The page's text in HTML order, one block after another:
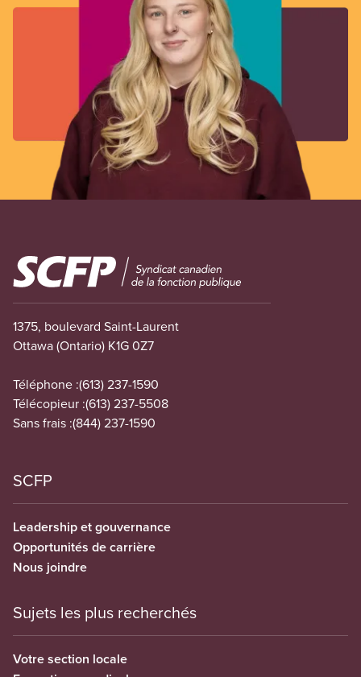
Image
1375, boulevard Saint-Laurent
Ottawa (Ontario) K1G 0Z7
Téléphone :(613) 237-1590
Télécopieur :(613) 237-5508
Sans frais :(844) 237-1590
SCFP
Leadership et gouvernance
Opportunités de carrière
Nous joindre
Sujets les plus recherchés
Votre section locale